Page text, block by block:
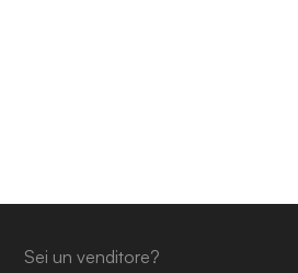
Sei un venditore?